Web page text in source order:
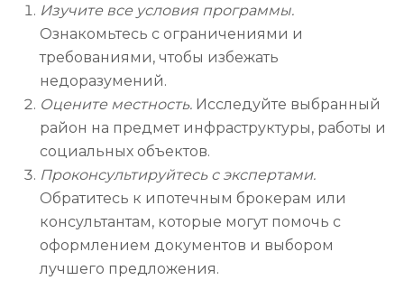
Изучите все условия программы.
Ознакомьтесь с ограничениями и
требованиями, чтобы избежать
недоразумений.
Оцените местность. Исследуйте выбранный
район на предмет инфраструктуры, работы и
социальных объектов.
Проконсультируйтесь с экспертами.
Обратитесь к ипотечным брокерам или
консультантам, которые могут помочь с
оформлением документов и выбором
лучшего предложения.